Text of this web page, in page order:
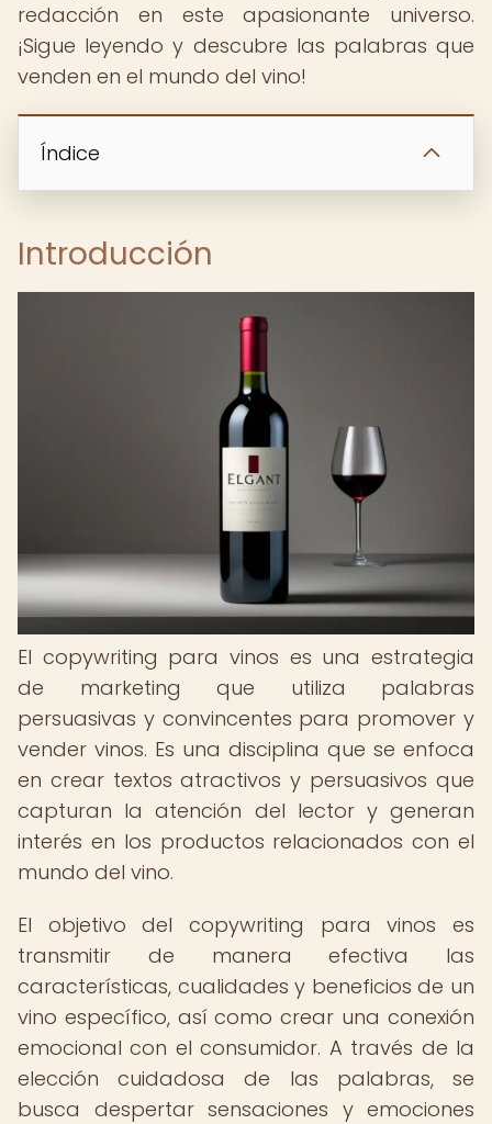
redacción en este apasionante universo.
¡Sigue leyendo y descubre las palabras que
venden en el mundo del vino!
Índice
Introducción
El copywriting para vinos es una estrategia
de marketing que utiliza palabras
persuasivas y convincentes para promover y
vender vinos. Es una disciplina que se enfoca
en crear textos atractivos y persuasivos que
capturan la atención del lector y generan
interés en los productos relacionados con el
mundo del vino.
El objetivo del copywriting para vinos es
transmitir de manera efectiva las
características, cualidades y beneficios de un
vino específico, así como crear una conexión
emocional con el consumidor. A través de la
elección cuidadosa de las palabras, se
busca despertar sensaciones y emociones